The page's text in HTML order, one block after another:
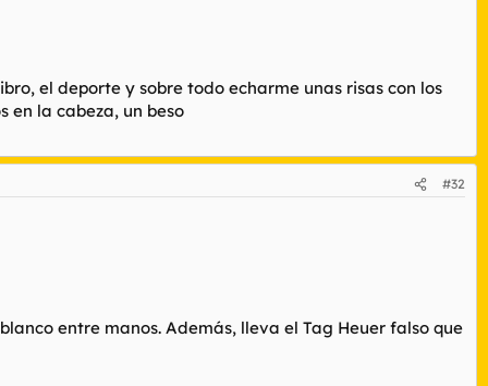
el deporte y sobre todo echarme unas risas con los
en la cabeza, un beso
#32
entre manos. Además, lleva el Tag Heuer falso que